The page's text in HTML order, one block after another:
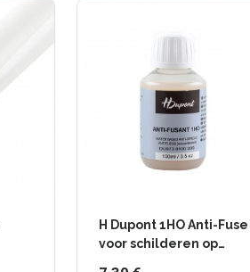
H Dupont 1HO Anti-Fuse
voor schilderen op